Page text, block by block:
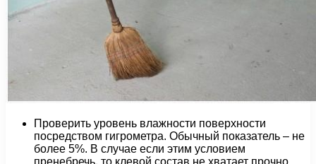
Проверить уровень влажности поверхности
посредством гигрометра. Обычный показатель – не
более 5%. В случае если этим условием
пренебречь, то клевой состав не хватает прочно